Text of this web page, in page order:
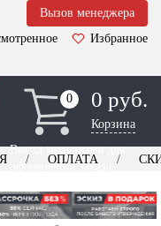
Вызов менеджера
Избранное
0
0 0 руб.
Корзина
Выезд менеджера для
оформления заказа
ОПЛАТА